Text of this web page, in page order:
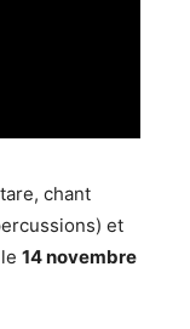
chant
et
14 novembre